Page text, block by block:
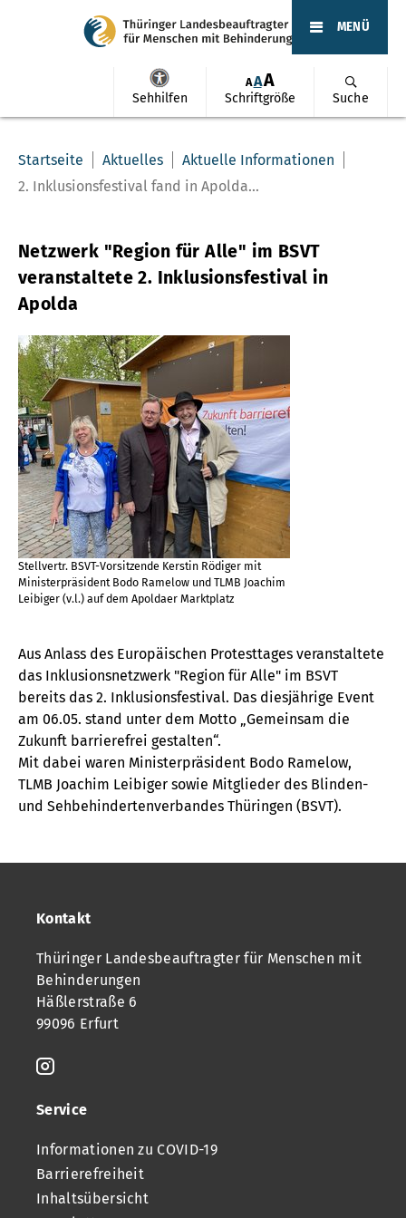
Sehhilfen
AAA
Schriftgröße Suche
MENÜ
Startseite Aktuelles
Aktuelle Informationen
2. Inklusionsfestival fand in Apolda...
Netzwerk "Region für Alle" im BSVT
veranstaltete 2. Inklusionsfestival in
Apolda
Stellvertr. BSVT-Vorsitzende Kerstin Rödiger mit
Ministerpräsident Bodo Ramelow und TLMB Joachim
Leibiger (v.l.) auf dem Apoldaer Marktplatz
Aus Anlass des Europäischen Protesttages veranstaltete
das Inklusionsnetzwerk "Region für Alle" im BSVT
bereits das 2. Inklusionsfestival. Das diesjährige Event
am 06.05. stand unter dem Motto „Gemeinsam die
Zukunft barrierefrei gestalten“.
Mit dabei waren Ministerpräsident Bodo Ramelow,
TLMB Joachim Leibiger sowie Mitglieder des Blinden-
und Sehbehindertenverbandes Thüringen (BSVT).
Kontakt
Thüringer Landesbeauftragter für Menschen mit
Behinderungen
Häßlerstraße 6
99096 Erfurt
Service
Informationen zu COVID-19
Barrierefreiheit
Inhaltsübersicht